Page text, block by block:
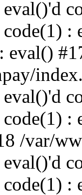
:
eval()
:
/var/
: